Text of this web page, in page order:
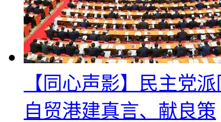
【同心声影】民主党
自贸港建真言、献良策